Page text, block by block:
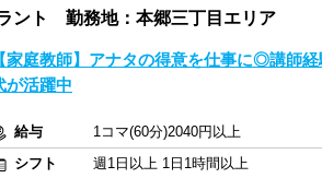
ント 勤務地：本郷三丁目エリア
【家庭教師】アナタの得意を仕事に◎講師
が活躍中
給与
1コマ(60分)2040円以上
シフト
週1日以上 1日1時間以上